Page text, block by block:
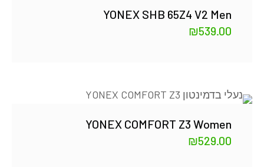
YONEX SHB 65Z4 V2 Men
₪539.00
YONEX COMFORT Z3 Women
₪529.00